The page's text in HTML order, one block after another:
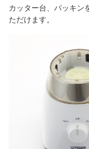
カッター台、パッキン
ただけます。